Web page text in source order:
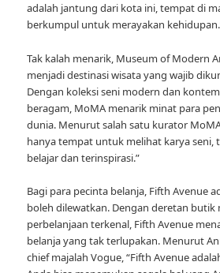
adalah jantung dari kota ini, tempat di
berkumpul untuk merayakan
Tak kalah menarik, Museum of Modern
menjadi destinasi wisata yang wajib
Dengan koleksi seni modern dan
beragam, MoMA menarik minat para
dunia. Menurut salah satu kurator
hanya tempat untuk melihat karya
belajar dan terinspirasi.”
Bagi para pecinta belanja, Fifth Avenue
boleh dilewatkan. Dengan deretan butik
perbelanjaan terkenal, Fifth Avenue
belanja yang tak terlupakan. Menurut
chief majalah Vogue, “Fifth Avenue